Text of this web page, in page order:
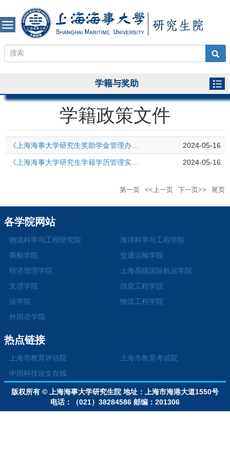
学籍与奖助
学籍政策文件
2024-05-16
2024-05-16
第一页 <<上一页 下一页>> 尾页
各学院网站
物流科学与工程研究院
海洋科学与工程学院
商船学院
交通运输学院
经济管理学院
上海高级国际航运学院
文理学院
信息工程学院
法学院
物流工程学院
外国语学院
热点链接
上海市教育评估院
上海市教育考试院
中国科技论文在线
版权所有 © 上海海事大学研究生院 地址：上海市海港大道1550号
电话：（021）38284586 邮编：201306